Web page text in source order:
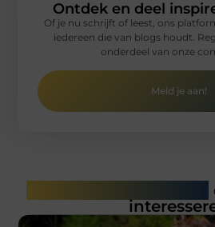
Ontdek en deel
Of je nu schrijft of leest, ons
iedereen die van blogs houdt.
onderdeel van onze
Meld je aan!